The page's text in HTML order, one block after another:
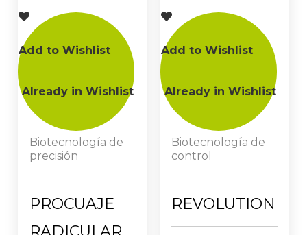
Add to Wishlist
Already in Wishlist
Biotecnología de
precisión
PROCUAJE
RADICULAR
Add to Wishlist
Already in Wishlist
Biotecnología de
control
REVOLUTION